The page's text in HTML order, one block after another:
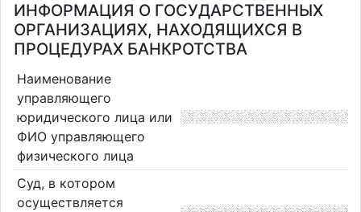
ИНФОРМАЦИЯ О ГОСУДАРСТВЕННЫХ
ОРГАНИЗАЦИЯХ, НАХОДЯЩИХСЯ В
ПРОЦЕДУРАХ БАНКРОТСТВА
Наименование
управляющего
юридического лица или
ФИО управляющего
физического лица
Суд, в котором
осуществляется